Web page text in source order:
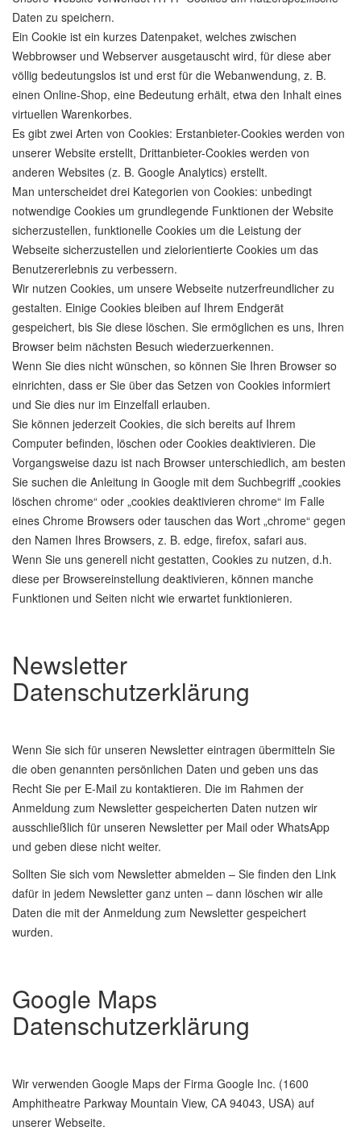
Daten zu speichern.
Ein Cookie ist ein kurzes Datenpaket, welches zwischen
Webbrowser und Webserver ausgetauscht wird, für diese aber
völlig bedeutungslos ist und erst für die Webanwendung, z. B.
einen Online-Shop, eine Bedeutung erhält, etwa den Inhalt eines
virtuellen Warenkorbes.
Es gibt zwei Arten von Cookies: Erstanbieter-Cookies werden von
unserer Website erstellt, Drittanbieter-Cookies werden von
anderen Websites (z. B. Google Analytics) erstellt.
Man unterscheidet drei Kategorien von Cookies: unbedingt
notwendige Cookies um grundlegende Funktionen der Website
sicherzustellen, funktionelle Cookies um die Leistung der
Webseite sicherzustellen und zielorientierte Cookies um das
Benutzererlebnis zu verbessern.
Wir nutzen Cookies, um unsere Webseite nutzerfreundlicher zu
gestalten. Einige Cookies bleiben auf Ihrem Endgerät
gespeichert, bis Sie diese löschen. Sie ermöglichen es uns, Ihren
Browser beim nächsten Besuch wiederzuerkennen.
Wenn Sie dies nicht wünschen, so können Sie Ihren Browser so
einrichten, dass er Sie über das Setzen von Cookies informiert
und Sie dies nur im Einzelfall erlauben.
Sie können jederzeit Cookies, die sich bereits auf Ihrem
Computer befinden, löschen oder Cookies deaktivieren. Die
Vorgangsweise dazu ist nach Browser unterschiedlich, am besten
Sie suchen die Anleitung in Google mit dem Suchbegriff „cookies
löschen chrome“ oder „cookies deaktivieren chrome“ im Falle
eines Chrome Browsers oder tauschen das Wort „chrome“ gegen
den Namen Ihres Browsers, z. B. edge, firefox, safari aus.
Wenn Sie uns generell nicht gestatten, Cookies zu nutzen, d.h.
diese per Browsereinstellung deaktivieren, können manche
Funktionen und Seiten nicht wie erwartet funktionieren.
Newsletter
Datenschutzerklärung
Wenn Sie sich für unseren Newsletter eintragen übermitteln Sie
die oben genannten persönlichen Daten und geben uns das
Recht Sie per E-Mail zu kontaktieren. Die im Rahmen der
Anmeldung zum Newsletter gespeicherten Daten nutzen wir
ausschließlich für unseren Newsletter per Mail oder WhatsApp
und geben diese nicht weiter.
Sollten Sie sich vom Newsletter abmelden – Sie finden den Link
dafür in jedem Newsletter ganz unten – dann löschen wir alle
Daten die mit der Anmeldung zum Newsletter gespeichert
wurden.
Google Maps
Datenschutzerklärung
Wir verwenden Google Maps der Firma Google Inc. (1600
Amphitheatre Parkway Mountain View, CA 94043, USA) auf
unserer Webseite.